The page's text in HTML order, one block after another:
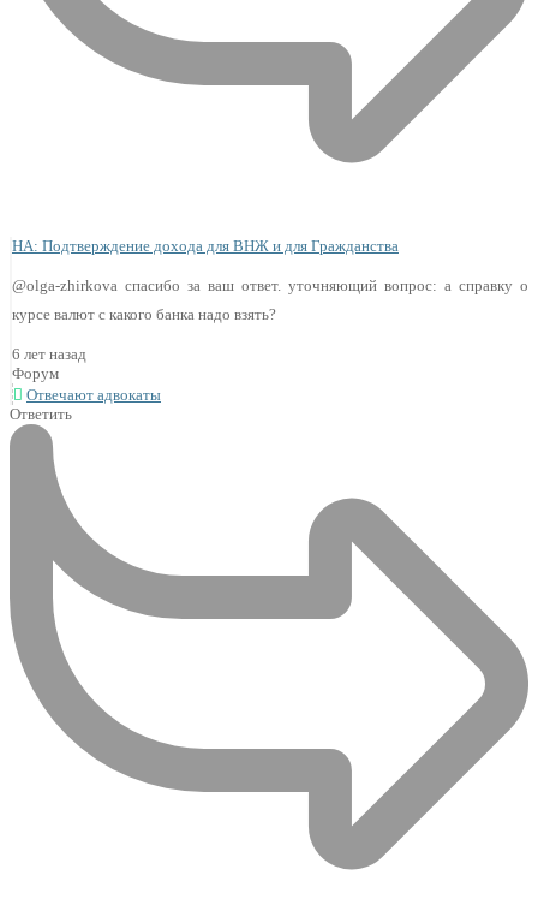
НА: Подтверждение дохода для ВНЖ и для Гражданства
@olga-zhirkova спасибо за ваш ответ. уточняющий вопрос: а справку о
курсе валют с какого банка надо взять?
6 лет назад
Форум
Отвечают адвокаты
Ответить